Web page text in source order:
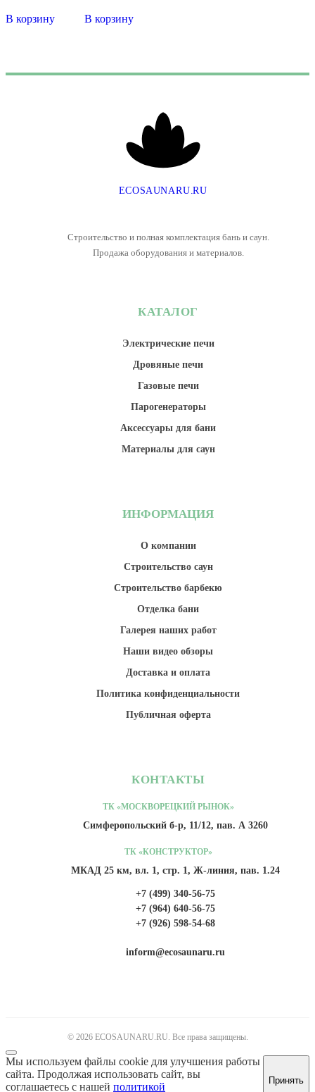
В корзину В корзину
ECOSAUNARU.RU
Строительство и полная комплектация бань и саун.
Продажа оборудования и материалов.
КАТАЛОГ
Электрические печи
Дровяные печи
Газовые печи
Парогенераторы
Аксессуары для бани
Материалы для саун
ИНФОРМАЦИЯ
О компании
Строительство саун
Строительство барбекю
Отделка бани
Галерея наших работ
Наши видео обзоры
Доставка и оплата
Политика конфиденциальности
Публичная оферта
КОНТАКТЫ
ТК «МОСКВОРЕЦКИЙ РЫНОК»
Симферопольский б-р, 11/12, пав. А 3260
ТК «КОНСТРУКТОР»
МКАД 25 км, вл. 1, стр. 1, Ж-линия, пав. 1.24
+7 (499) 340-56-75
+7 (964) 640-56-75
+7 (926) 598-54-68
inform@ecosaunaru.ru
© 2026 ECOSAUNARU.RU. Все права защищены.
Мы используем файлы cookie для улучшения работы
сайта. Продолжая использовать сайт, вы
соглашаетесь с нашей политикой Принять